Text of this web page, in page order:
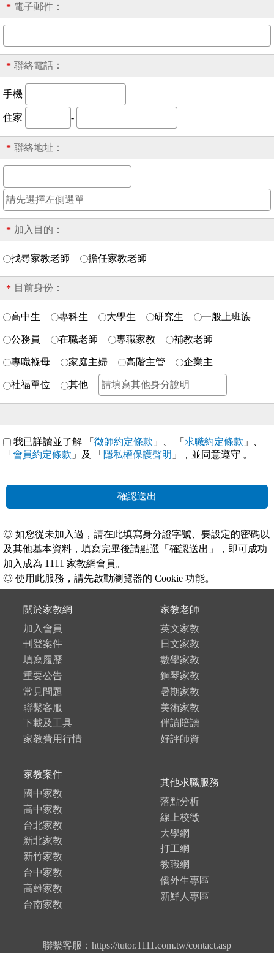
* 電子郵件：
* 聯絡電話：
手機
住家 -
* 聯絡地址：
* 加入目的：
找尋家教老師 擔任家教老師
* 目前身份：
高中生 專科生 大學生 研究生 一般上班族
公務員 在職老師 專職家教 補教老師
專職褓母 家庭主婦 高階主管 企業主
社福單位 其他
我已詳讀並了解 「 徵師約定條款 」、 「 求職約定條款 」、
「 會員約定條款 」及 「 隱私權保護聲明 」，並同意遵守 。
確認送出
◎ 如您從未加入過，請在此填寫身分證字號、要設定的密碼以
及其他基本資料，填寫完畢後請點選「確認送出」，即可成功
加入成為 1111 家教網會員。
◎ 使用此服務，請先啟動瀏覽器的 Cookie 功能。
關於家教網
加入會員
刊登案件
填寫履歷
重要公告
常見問題
聯繫客服
下載及工具
家教費用行情
家教老師
英文家教
日文家教
數學家教
鋼琴家教
暑期家教
美術家教
伴讀陪讀
好評師資
家教案件
國中家教
高中家教
台北家教
新北家教
新竹家教
台中家教
高雄家教
台南家教
其他求職服務
落點分析
線上校徵
大學網
打工網
教職網
僑外生專區
新鮮人專區
聯繫客服：https://tutor.1111.com.tw/contact.asp